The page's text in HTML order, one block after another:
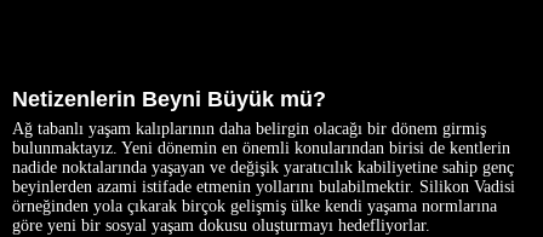
Netizenlerin Beyni Büyük mü?
Ağ tabanlı yaşam kalıplarının daha belirgin olacağı bir dönem girmiş
bulunmaktayız. Yeni dönemin en önemli konularından birisi de kentlerin
nadide noktalarında yaşayan ve değişik yaratıcılık kabiliyetine sahip genç
beyinlerden azami istifade etmenin yollarını bulabilmektir. Silikon Vadisi
örneğinden yola çıkarak birçok gelişmiş ülke kendi yaşama normlarına
göre yeni bir sosyal yaşam dokusu oluşturmayı hedefliyorlar.